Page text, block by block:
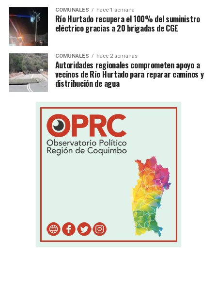
COMUNALES hace 1 semana
Río Hurtado recupera el 100% del suministro
eléctrico gracias a 20 brigadas de CGE
COMUNALES hace 2 semanas
Autoridades regionales comprometen apoyo a
vecinos de Río Hurtado para reparar caminos y
distribución de agua